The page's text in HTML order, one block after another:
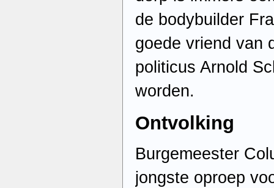
de bodybuilder
goede vriend van
politicus Arnold
worden.
Ontvolking
Burgemeester
jongste oproep